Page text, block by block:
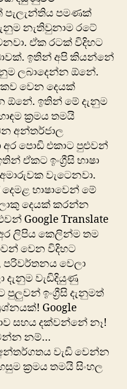
පැලැන්තිය පමණක්
නැතිවුනාම රටේ
ඒක රටක් විදිහට
ඉතින් අපි කියන්නේ
ලබාදෙන්න ඕනේ.
වෙන දෙයක්
ඉතින් මේ දැනුම
ක්‍රමය තමයි
අන්තර්ජාල
අර පොඩි එකාට පුළුවන්
ඒකට ඉංග්‍රීසි භාෂා
වැටෙනවා.
භාෂාවෙන් මේ
දෙයක් කරන්න
Google Translate
ලිපිය කෙලින්ම තම
වෙන විදිහට
පරිවර්තනය වෙලා
දැනුම වැඩිදියුණු
ඉංග්‍රීසි දැනුමත්
Google
සහය දක්වන්නේ නෑ!
නම්…
වැඩි වෙන්න
ක්‍රමය තමයි සිංහල